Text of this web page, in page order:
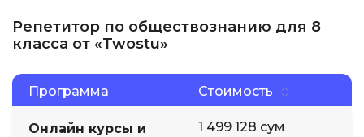
Репетитор по обществознанию для 8
класса от «Twostu»
Программа Стоимость
Онлайн курсы и
1 499 128 сум